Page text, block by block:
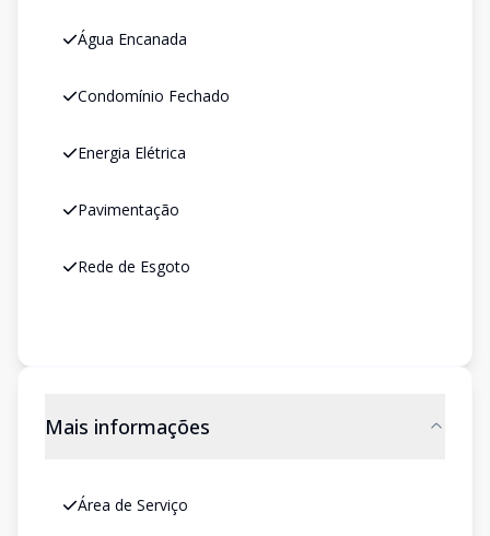
Água Encanada
Condomínio Fechado
Energia Elétrica
Pavimentação
Rede de Esgoto
Mais informações
Área de Serviço